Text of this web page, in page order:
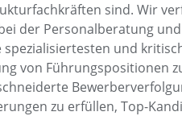
sind. Wir
der Personalberatung
spezialisiertesten und
von Führungspositionen
zu erfüllen, Top-